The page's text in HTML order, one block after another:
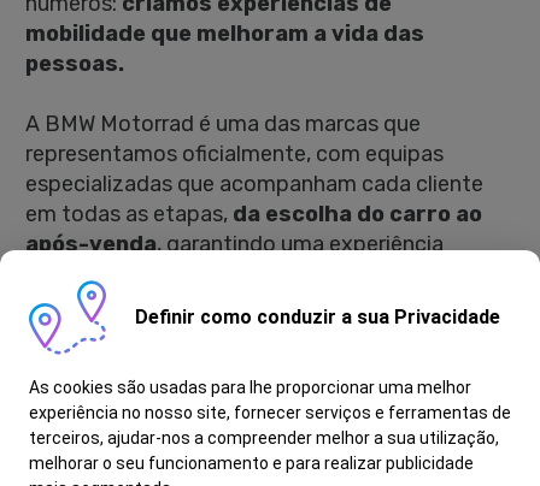
mobilidade que melhoram a vida das
pessoas.
A BMW Motorrad é uma das marcas que
representamos oficialmente, com equipas
especializadas que acompanham cada cliente
em todas as etapas, da escolha do carro ao
após-venda, garantindo uma experiência
simples e confiante.
movimento à procura de talentos que
queiram crescer connosco, aprender rápido
Como é Ser Movimentador de Motas:
Definir como conduzir a sua Privacidade
As cookies são usadas para lhe proporcionar uma melhor
experiência no nosso site, fornecer serviços e ferramentas de
terceiros, ajudar-nos a compreender melhor a sua utilização,
melhorar o seu funcionamento e para realizar publicidade